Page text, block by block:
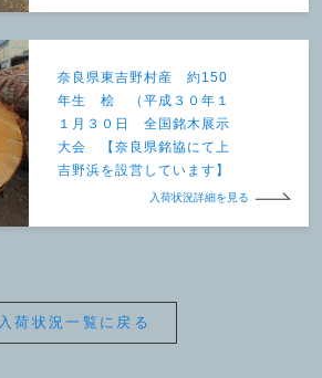
奈良県東吉野村産 約150
年生 桧 （平成３０年１
１月３０日 全国銘木展示
大会 【奈良県銘協にて上
吉野浜を設営しています】
入荷状況詳細を見る
入荷状況一覧に戻る